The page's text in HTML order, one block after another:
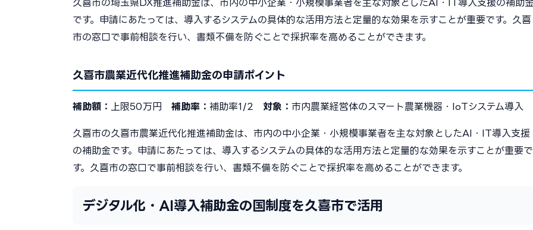
久喜市の埼玉県DX推進補助金は、市内の中小企業・小規模事業者を主な対象としたAI・IT導入支援の補助
です。申請にあたっては、導入するシステムの具体的な活用方法と定量的な効果を示すことが重要です。久喜
市の窓口で事前相談を行い、書類不備を防ぐことで採択率を高めることができます。
久喜市農業近代化推進補助金の申請ポイント
補助額： 上限50万円 補助率： 補助率1/2 対象： 市内農業経営体のスマート農業機器・IoTシステム導入
久喜市の久喜市農業近代化推進補助金は、市内の中小企業・小規模事業者を主な対象としたAI・IT導入支援
の補助金です。申請にあたっては、導入するシステムの具体的な活用方法と定量的な効果を示すことが重要で
す。久喜市の窓口で事前相談を行い、書類不備を防ぐことで採択率を高めることができます。
デジタル化・AI導入補助金の国制度を久喜市で活用